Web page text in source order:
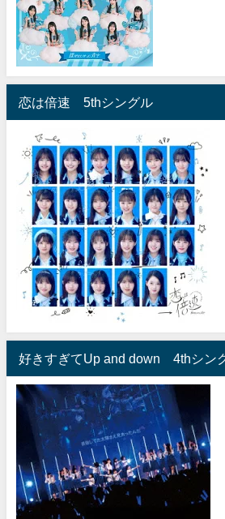
恋は倍速 5thシングル
好きすぎてUp and down 4thシン